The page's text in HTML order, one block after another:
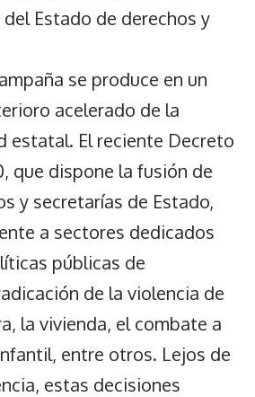
Estado de derechos y
se produce en un
acelerado de la
estatal. El reciente Decreto
que dispone la fusión de
y secretarías de Estado,
a sectores dedicados
públicas de
de la violencia de
la vivienda, el combate a
entre otros. Lejos de
estas decisiones